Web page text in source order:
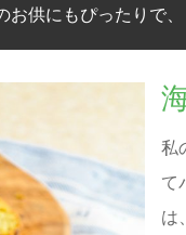
お供にもぴったりで
私
て
は